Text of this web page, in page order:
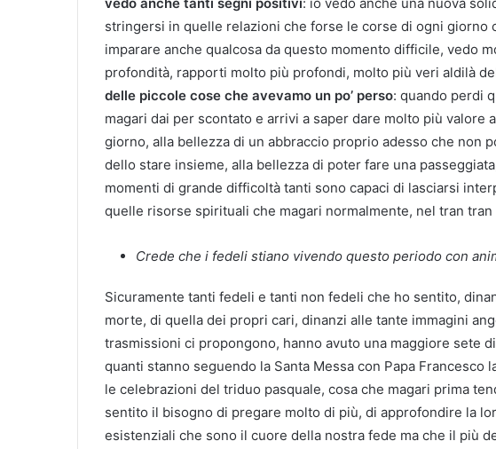
stringersi in quelle relazioni che forse le corse di ogni giorno
imparare anche qualcosa da questo momento difficile, vedo
profondità, rapporti molto più profondi, molto più veri aldilà
delle piccole cose che avevamo un po’ perso: quando perdi
magari dai per scontato e arrivi a saper dare molto più valore
giorno, alla bellezza di un abbraccio proprio adesso che non
dello stare insieme, alla bellezza di poter fare una
momenti di grande difficoltà tanti sono capaci di lasciarsi
quelle risorse spirituali che magari normalmente, nel tran tran
Crede che i fedeli stiano vivendo questo periodo con
Sicuramente tanti fedeli e tanti non fedeli che ho sentito,
morte, di quella dei propri cari, dinanzi alle tante immagini
trasmissioni ci propongono, hanno avuto una maggiore sete
quanti stanno seguendo la Santa Messa con Papa Francesco
le celebrazioni del triduo pasquale, cosa che magari prima
sentito il bisogno di pregare molto di più, di approfondire la
esistenziali che sono il cuore della nostra fede ma che il più